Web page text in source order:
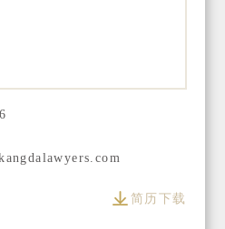
简历下载